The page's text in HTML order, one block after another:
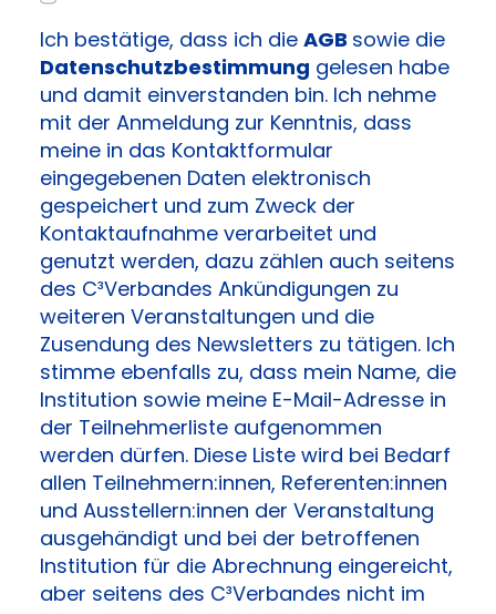
Ich bestätige, dass ich die AGB sowie die
Datenschutzbestimmung gelesen habe
und damit einverstanden bin. Ich nehme
mit der Anmeldung zur Kenntnis, dass
meine in das Kontaktformular
eingegebenen Daten elektronisch
gespeichert und zum Zweck der
Kontaktaufnahme verarbeitet und
genutzt werden, dazu zählen auch seitens
des C³Verbandes Ankündigungen zu
weiteren Veranstaltungen und die
Zusendung des Newsletters zu tätigen. Ich
stimme ebenfalls zu, dass mein Name, die
Institution sowie meine E-Mail-Adresse in
der Teilnehmerliste aufgenommen
werden dürfen. Diese Liste wird bei Bedarf
allen Teilnehmern:innen, Referenten:innen
und Ausstellern:innen der Veranstaltung
ausgehändigt und bei der betroffenen
Institution für die Abrechnung eingereicht,
aber seitens des C³Verbandes nicht im